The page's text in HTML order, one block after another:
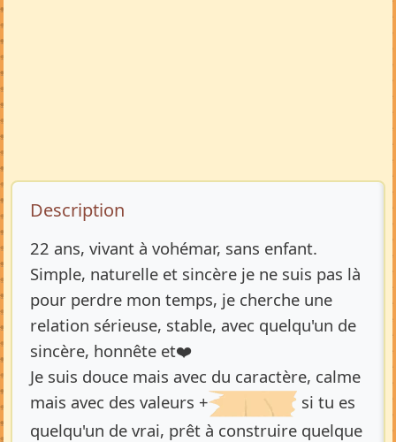
Description de l’annonce
Description
22 ans, vivant à vohémar, sans enfant.
Simple, naturelle et sincère je ne suis pas là
pour perdre mon temps, je cherche une
relation sérieuse, stable, avec quelqu'un de
sincère, honnête et❤️
Je suis douce mais avec du caractère, calme
mais avec des valeurs +
si tu es
quelqu'un de vrai, prêt à construire quelque